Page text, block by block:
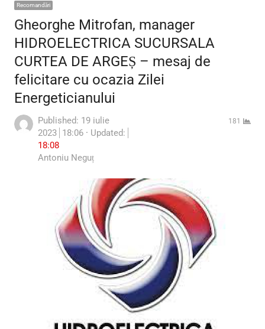
Recomandări
Gheorghe Mitrofan, manager
HIDROELECTRICA SUCURSALA
CURTEA DE ARGEȘ – mesaj de
felicitare cu ocazia Zilei
Energeticianului
Published: 19 iulie
2023 18:06
Updated:
18:08
Author
Antoniu Neguț
181